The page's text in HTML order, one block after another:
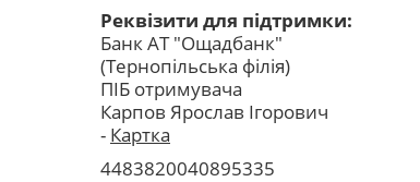
Реквізити для підтримки:
Банк АТ "Ощадбанк"
(Тернопільська філія)
ПІБ отримувача
Карпов Ярослав Ігорович
- Картка
4483820040895335